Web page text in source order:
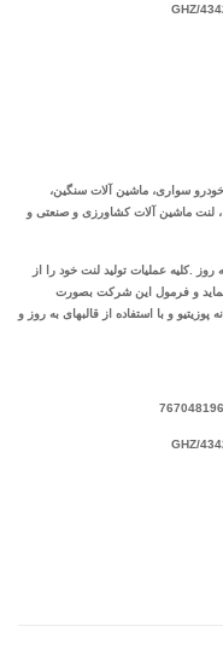
سواری، ماشین آلات سنگین،
لنت ماشین آلات کشاورزی و صنعتی و
.کلیه عملیات تولید لنت خود را از
نماید و فرمول این شرکت بصورت
و با استفاده از قالبهای به روز و